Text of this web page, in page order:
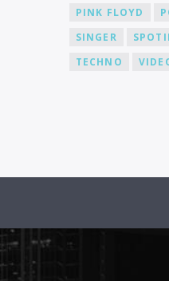
PINK FLOYD
SINGER
TECHNO